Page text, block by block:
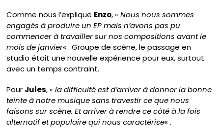
Comme nous l’explique Enzo, «Nous nous sommes
engagés à produire un EP mais n’avons pas pu
commencer à travailler sur nos compositions avant le
mois de janvier« . Groupe de scène, le passage en
studio était une nouvelle expérience pour eux, surtout
avec un temps contraint.
Pour Jules, «la difficulté est d’arriver à donner la bonne
teinte à notre musique sans travestir ce que nous
faisons sur scène. Et arriver à rendre ce côté à la fois
alternatif et populaire qui nous caractérise« .